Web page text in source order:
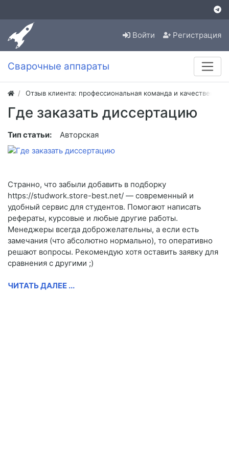
Войти Регистрация
Сварочные аппараты
Отзыв клиента: профессиональная команда и
Где заказать диссертацию
Тип статьи: Авторская
Странно, что забыли добавить в подборку
https://studwork.store-best.net/ — современный и
удобный сервис для студентов. Помогают написать
рефераты, курсовые и любые другие работы.
Менеджеры всегда доброжелательны, а если есть
замечания (что абсолютно нормально), то оперативно
решают вопросы. Рекомендую хотя оставить заявку для
сравнения с другими ;)
ЧИТАТЬ ДАЛЕЕ ...